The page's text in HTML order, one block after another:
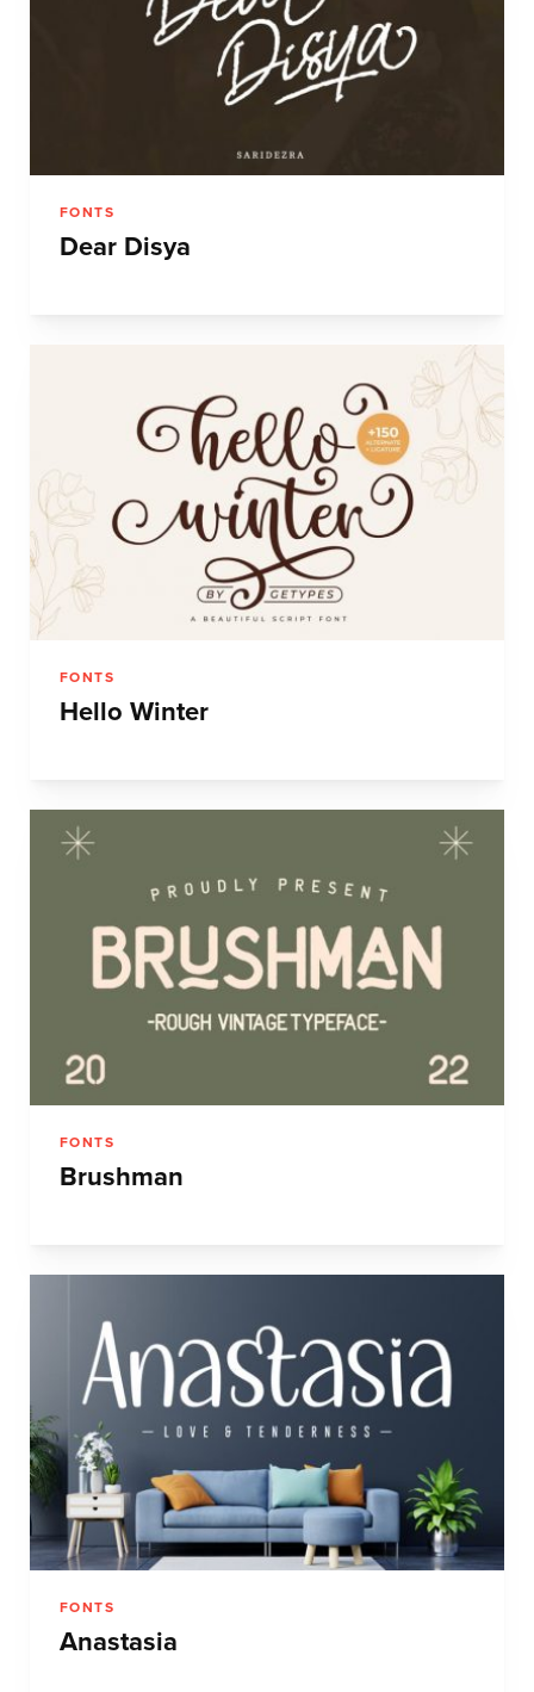
FONTS
Dear Disya
FONTS
Hello Winter
FONTS
Brushman
FONTS
Anastasia